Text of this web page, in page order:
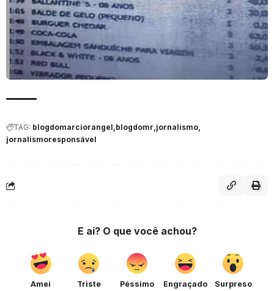
TAG: blogdomarciorangel blogdomr jornalismo
jornalismoresponsável
E ai? O que você achou?
Amei Triste Péssimo Engraçado Surpreso